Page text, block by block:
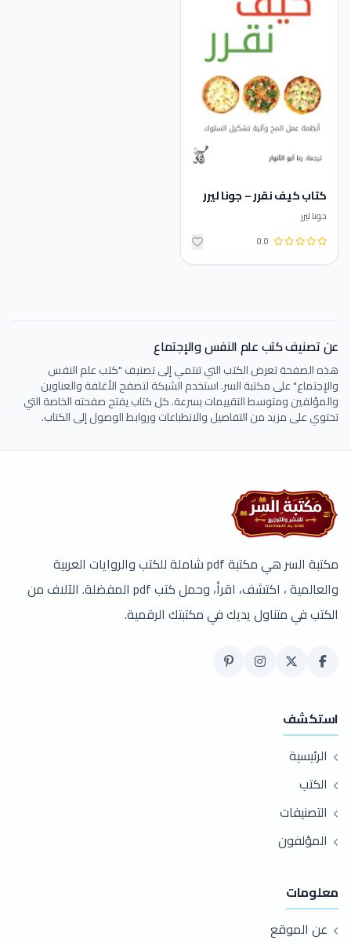
كتاب كيف نقرر – جونا ليرر
جونا ليرر
0.0
عن تصنيف كتب علم النفس والإجتماع
هذه الصفحة تعرض الكتب التي تنتمي إلى تصنيف "كتب علم النفس
والإجتماع" على مكتبة السر. استخدم الشبكة لتصفح الأغلفة والعناوين
والمؤلفين ومتوسط التقييمات بسرعة. كل كتاب يفتح صفحته الخاصة التي
تحتوي على مزيد من التفاصيل والانطباعات وروابط الوصول إلى الكتاب.
مكتبة السر هي مكتبة pdf شاملة للكتب والروايات العربية
والعالمية ، اكتشف، اقرأ، وحمل كتب pdf المفضلة. الآلاف من
الكتب في متناول يديك في مكتبتك الرقمية.
استكشف
الرئيسية
الكتب
التصنيفات
المؤلفون
معلومات
عن الموقع